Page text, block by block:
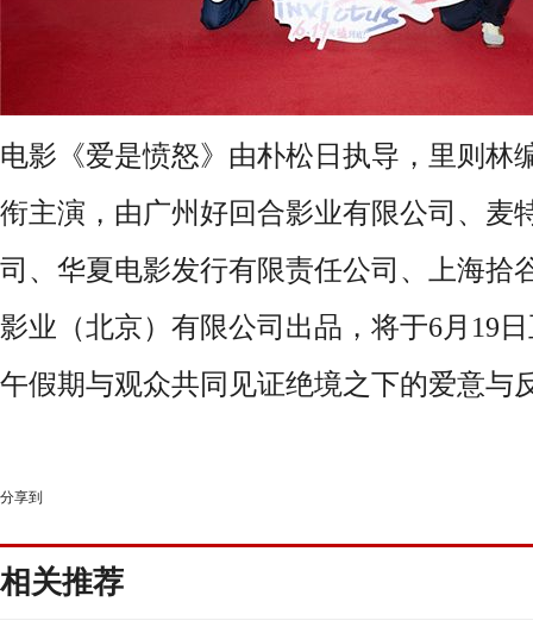
电影《爱是愤怒》由朴松日执导，里则林
衔主演，由广州好回合影业有限公司、麦
司、华夏电影发行有限责任公司、上海拾
影业（北京）有限公司出品，将于6月19日
午假期与观众共同见证绝境之下的爱意与
分享到
相关推荐